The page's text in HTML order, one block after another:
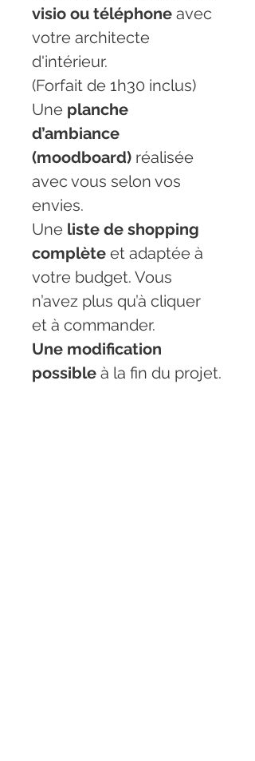
visio ou téléphone avec
votre architecte
d'intérieur.
(Forfait de 1h30 inclus)
Une planche
d’ambiance
(moodboard) réalisée
avec vous selon vos
envies.
Une liste de shopping
complète et adaptée à
votre budget. Vous
n’avez plus qu’à cliquer
et à commander.
Une modification
possible à la fin du projet.